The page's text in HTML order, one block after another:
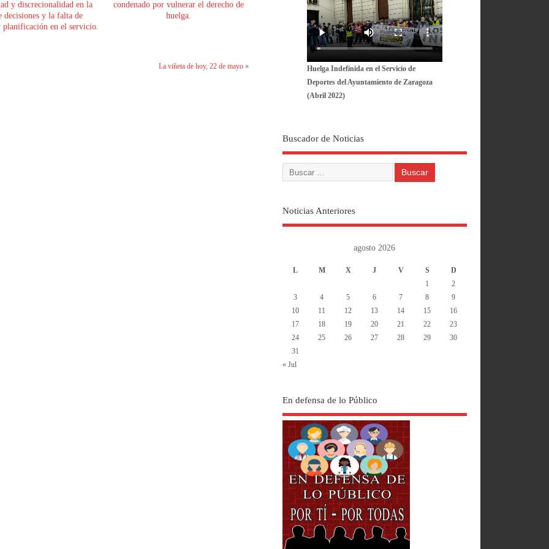
y discrecionalidad en la
decisiones y la falta de
en el servicio.
condenado por vulnerar el derecho de
huelga.
La viñeta de hoy, 22 de mayo »
Huelga Indefinida en el Servicio de
Deportes del Ayuntamiento de Zaragoza
(Abril 2022)
Buscador de Noticias
Noticias Anteriores
agosto 2026
L M X J V S
D
1
2
3
4 5 6 7 8
9
10
11 12 13 14 15
16
17
18 19 20 21 22
23
24
25 26 27 28 29
30
31
« Jul
En defensa de lo Público